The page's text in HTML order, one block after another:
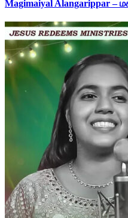
Magimaiyal Alangarippar –